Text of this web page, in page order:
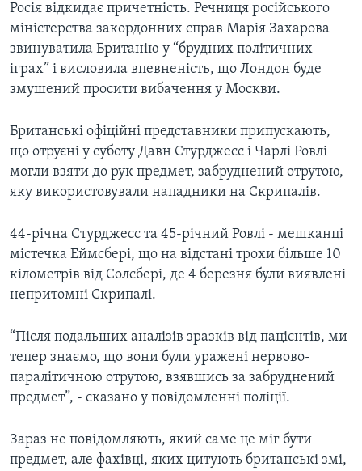
Росія відкидає причетність. Речниця російського
міністерства закордонних справ Марія Захарова
звинуватила Британію у “брудних політичних
іграх” і висловила впевненість, що Лондон буде
змушений просити вибачення у Москви.
Британські офіційні представники припускають,
що отруєні у суботу Давн Стурджесс і Чарлі Ровлі
могли взяти до рук предмет, забруднений отрутою,
яку використовували нападники на Скрипалів.
44-річна Стурджесс та 45-річний Ровлі - мешканці
містечка Еймсбері, що на відстані трохи більше 10
кілометрів від Солсбері, де 4 березня були виявлені
непритомні Скрипалі.
“Після подальших аналізів зразків від пацієнтів, ми
тепер знаємо, що вони були уражені нервово-
паралітичною отрутою, взявшись за забруднений
предмет”, - сказано у повідомленні поліції.
Зараз не повідомляють, який саме це міг бути
предмет, але фахівці, яких цитують британські змі,